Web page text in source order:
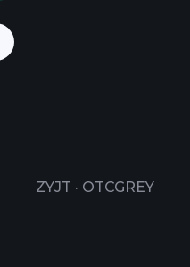
ZYJT · OTCGREY